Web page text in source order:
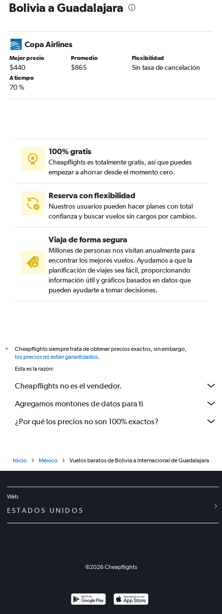
Bolivia a Guadalajara
Copa Airlines
Mejor precio
$440
Promedio
$865
Flexibilidad
Sin tasa de cancelación
A tiempo
70 %
100% gratis
Cheapflights es totalmente gratis, así que puedes
empezar a ahorrar desde el momento cero.
Reserva con flexibilidad
Nuestros usuarios pueden hacer planes con total
confianza y buscar vuelos sin cargos por cambios.
Viaja de forma segura
Millones de personas nos visitan anualmente para
encontrar los mejores vuelos. Ayudamos a que la
planificación de viajes sea fácil, proporcionando
información útil y gráficos basados en datos que
pueden ayudarte a tomar decisiones.
*
Cheapflights siempre trata de obtener precios exactos, sin embargo,
los precios no están garantizados.
Esta es la razón:
Cheapflights no es el vendedor.
Agregamos montones de datos para ti
¿Por qué los precios no son 100% exactos?
Inicio México Vuelos baratos de Bolivia a Internacional de Guadalajara
Web
ESTADOS UNIDOS
©2026Cheapflights